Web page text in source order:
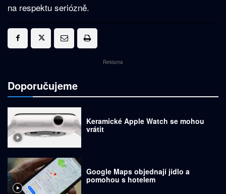
na respektu seriózně.
Reklama
Doporučujeme
Keramické Apple Watch se mohou
vrátit
Google Maps objednají jídlo a
pomohou s hotelem